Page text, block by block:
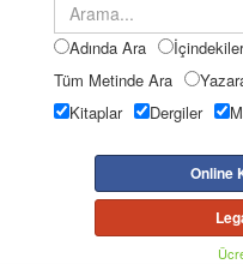
Adında Ara
Tüm Metinde Ara
Kitaplar
Dergiler
Online